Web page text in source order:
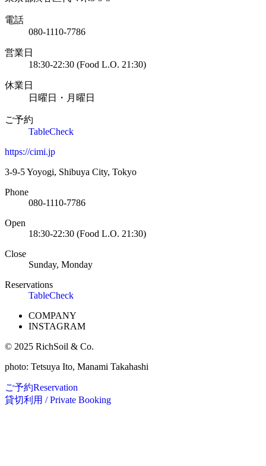
電話
080-1110-7786
営業日
18:30-22:30 (Food L.O. 21:30)
休業日
日曜日・月曜日
ご予約
TableCheck
https://cimi.jp
3-9-5 Yoyogi, Shibuya City, Tokyo
Phone
080-1110-7786
Open
18:30-22:30 (Food L.O. 21:30)
Close
Sunday, Monday
Reservations
TableCheck
COMPANY
INSTAGRAM
© 2025 RichSoil & Co.
photo: Tetsuya Ito, Manami Takahashi
ご予約Reservation
貸切利用 / Private Booking